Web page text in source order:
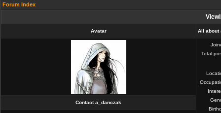
Forum Index
Avatar All about
Total
Contact a_danczak